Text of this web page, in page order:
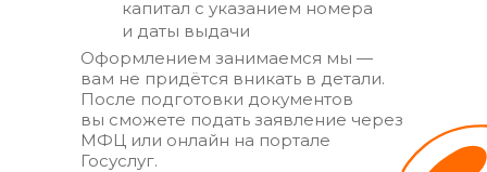
капитал с указанием номера
и даты выдачи
Оформлением занимаемся мы —
вам не придётся вникать в детали.
После подготовки документов
вы сможете подать заявление через
МФЦ или онлайн на портале
Госуслуг.